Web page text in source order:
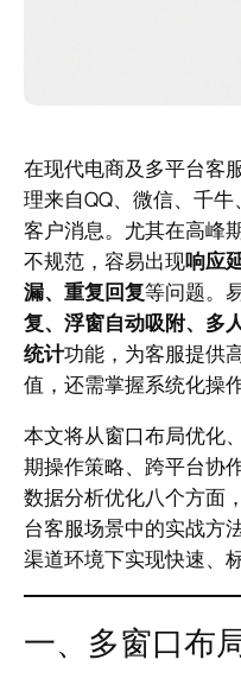
在现代电商及多平台客
理来自QQ、微信、千
客户消息。尤其在高峰
不规范，容易出现响应
漏、重复回复等问题。
复、浮窗自动吸附、多
统计功能，为客服提供
值，还需掌握系统化操
本文将从窗口布局优化
期操作策略、跨平台协
数据分析优化八个方面
台客服场景中的实战方
渠道环境下实现快速、
一、多窗口布